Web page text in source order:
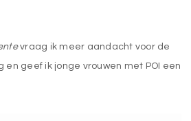
vraag ik meer aandacht voor de
en geef ik jonge vrouwen met POI een